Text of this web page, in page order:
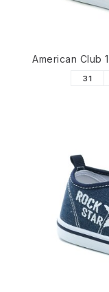
American Club
31